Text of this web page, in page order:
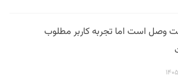
وصل است اما تجربه کاربر مطلوب